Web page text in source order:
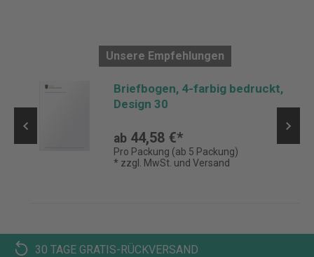
Unsere Empfehlungen
Briefbogen, 4-farbig bedruckt,
Design 30
ab 44,58 €*
Pro Packung (ab 5 Packung)
* zzgl. MwSt. und Versand
30 TAGE GRATIS-RÜCKVERSAND